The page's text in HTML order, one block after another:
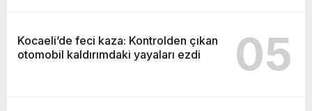
Kocaeli’de feci kaza: Kontrolden çıkan
otomobil kaldırımdaki yayaları ezdi
05